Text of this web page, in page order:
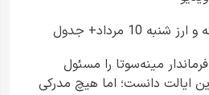
10 مرداد+ جدول
مینه‌سوتا را مسئول
ایالت دانست؛ اما هیچ مدرکی